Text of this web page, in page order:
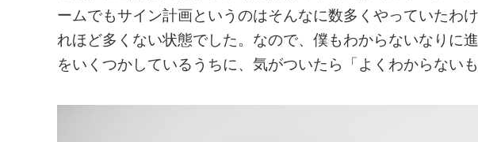
ームでもサイン計画というのはそんなに数多くやっていたわ
れほど多くない状態でした。なので、僕もわからないなりに
をいくつかしているうちに、気がついたら「よくわからない